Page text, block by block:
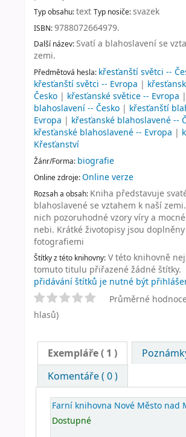
Typ obsahu:text Typ nosiče:svazek
ISBN:9788072664979.
Další název:Svatí a blahoslavení se
zemi.
Předmětová hesla: křesťanští světci --
křesťanští světci -- Evropa |
Česko | křesťanské světice -- Evropa |
blahoslavení -- Česko | křesťanští
Evropa | křesťanské blahoslavené --
křesťanské blahoslavené -- Evropa |
Křesťanství
Žánr/Forma: biografie
Online zdroje:Online verze
Rozsah a obsah: Kniha představuje
blahoslavené se vztahem k naší
nich pozoruhodné vzory víry a
nebi. Krátké životopisy jsou doplněny
fotografiemi
Štítky z této knihovny: V této knihovně
tomuto titulu přiřazené žádné štítky.
přidávání štítků je nutné být
Průměrné
hlasů)
Exempláře( 1 )
Komentáře ( 0 )
Farní knihovna Nové Město nad
Dostupné